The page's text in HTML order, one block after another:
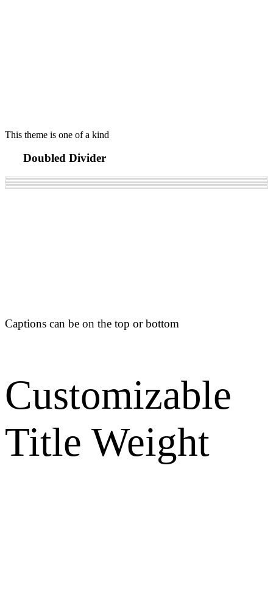
This theme is one of a kind
Doubled Divider
Captions can be on the top or bottom
Customizable
Title Weight